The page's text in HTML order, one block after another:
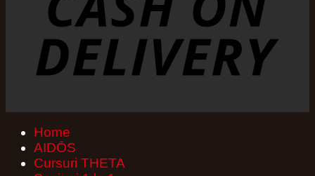
Home
AIDŌS
Cursuri THETA